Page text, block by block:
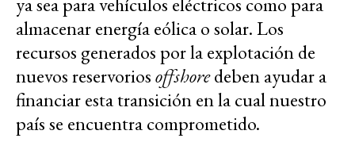
almacenar energía eólica o solar. Los
recursos generados por la explotación de
nuevos reservoriosoffshoredeben ayudar a
financiar esta transición en la cual nuestro
país se encuentra comprometido.